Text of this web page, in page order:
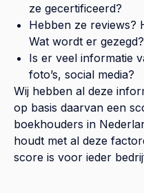
ze gecertificeerd?
Hebben ze reviews?
Wat wordt er gezegd?
Is er veel informatie
foto’s, social media?
Wij hebben al deze
op basis daarvan een
boekhouders in
houdt met al deze
score is voor ieder